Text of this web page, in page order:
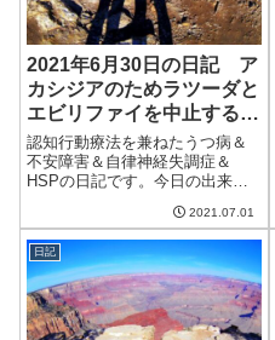
2021年6月30日の日記 ア
カシジアのためラツーダと
エビリファイを中止するこ
とに
認知行動療法を兼ねたうつ病＆
不安障害＆自律神経失調症＆
HSPの日記です。今日の出来事
が降っており、一日中天気が悪
かった。明日はさらにひどい雨
になるらしい。これですかっと
晴れてくれればいいのだが、梅
雨だしそれは望め...
2021.07.01
日記